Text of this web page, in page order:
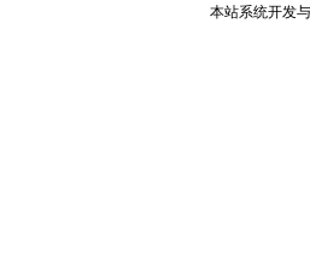
本站系统开发